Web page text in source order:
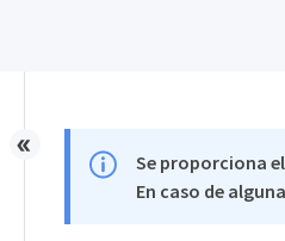
Se proporciona
En caso de